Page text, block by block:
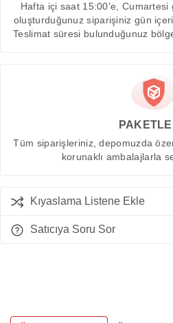
Hafta içi saat 15:00'e,
oluşturduğunuz siparişiniz gün
Teslimat süresi bulunduğunuz
Tüm siparişleriniz, depomuzda
korunaklı ambalajlarla
Kıyaslama Listene Ekle
Satıcıya Soru Sor